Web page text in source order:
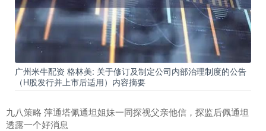
广州米牛配资 格林美: 关于修订及制定公司内部治理制度的公告
（H股发行并上市后适用）内容摘要
九八策略 萍通塔佩通坦姐妹一同探视父亲他信，探监后佩通坦
透露一个好消息